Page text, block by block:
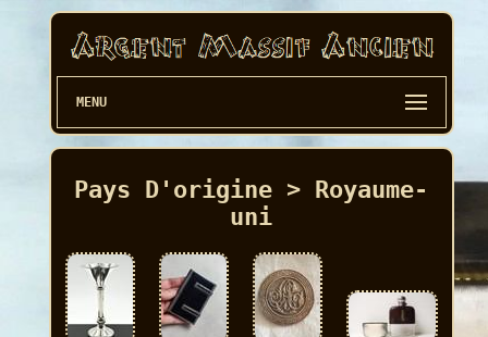
MENU
Pays D'origine > Royaume-
uni